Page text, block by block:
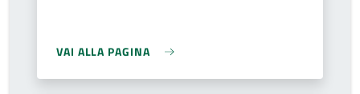
VAI ALLA PAGINA